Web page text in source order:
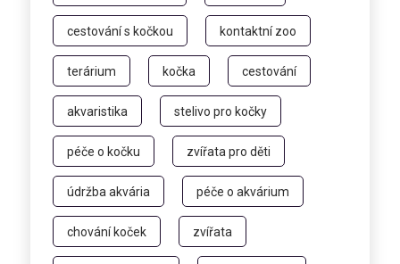
cestování s kočkou kontaktní zoo
terárium kočka cestování
akvaristika stelivo pro kočky
péče o kočku zvířata pro děti
údržba akvária péče o akvárium
chování koček zvířata